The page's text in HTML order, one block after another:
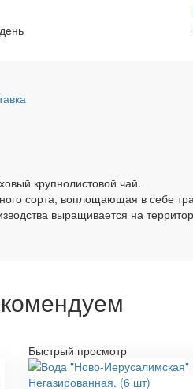
крупнолистовой чай.
сорта, воплощающая в себе
выращивается на
Быстрый просмотр